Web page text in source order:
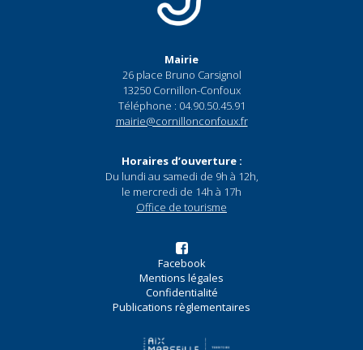
Mairie
26 place Bruno Carsignol
13250 Cornillon-Confoux
Téléphone : 04.90.50.45.91
mairie@cornillonconfoux.fr
Horaires d’ouverture :
Du lundi au samedi de 9h à 12h,
le mercredi de 14h à 17h
Office de tourisme
Facebook
Mentions légales
Confidentialité
Publications règlementaires